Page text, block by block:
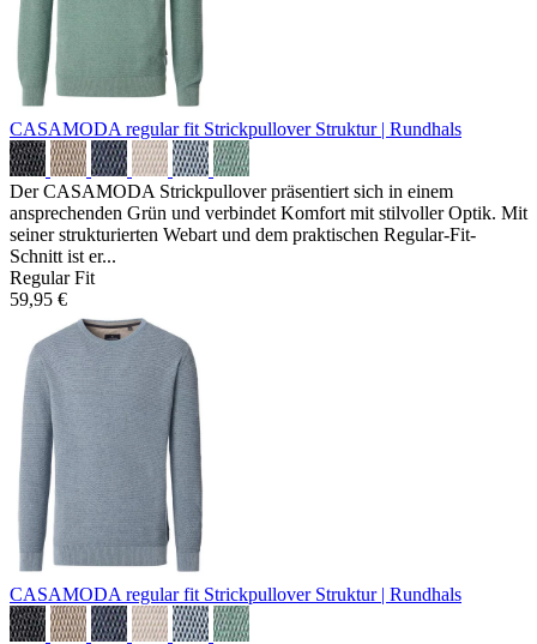
CASAMODA regular fit Strickpullover Struktur | Rundhals
Der CASAMODA Strickpullover präsentiert sich in einem
ansprechenden Grün und verbindet Komfort mit stilvoller Optik. Mit
seiner strukturierten Webart und dem praktischen Regular-Fit-
Schnitt ist er...
Regular Fit
59,95 €
CASAMODA regular fit Strickpullover Struktur | Rundhals